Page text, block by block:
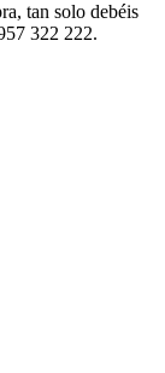
tan solo debéis
322 222.